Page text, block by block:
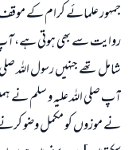
جمہور علمائے کرام کے
روایت سے بھی ہوتی ہے، آپ
شامل تھے جنہیں رسول اللہ
آپ صلی اللہ علیہ و سلم نے
نے موزوں کو مکمل وضو